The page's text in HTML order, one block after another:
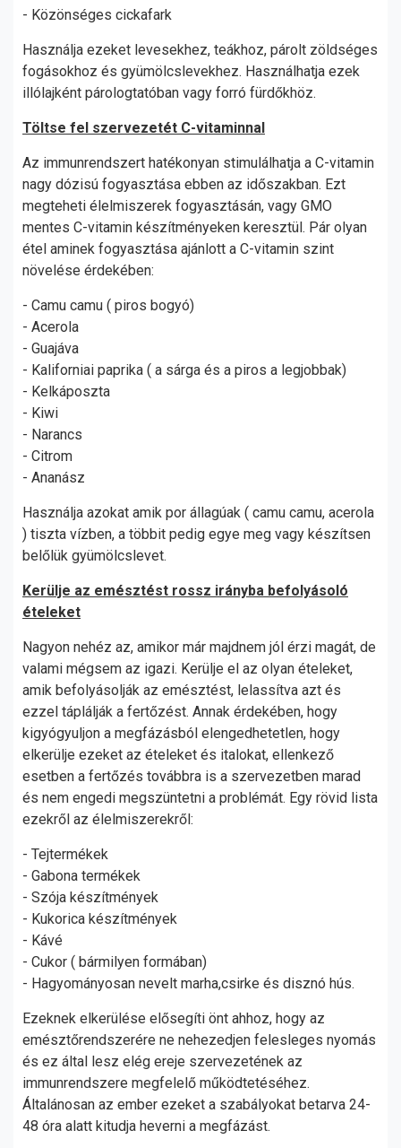
- Közönséges cickafark
Használja ezeket levesekhez, teákhoz, párolt zöldséges
fogásokhoz és gyümölcslevekhez. Használhatja ezek
illólajként párologtatóban vagy forró fürdőkhöz.
Töltse fel szervezetét C-vitaminnal
Az immunrendszert hatékonyan stimulálhatja a C-vitamin
nagy dózisú fogyasztása ebben az időszakban. Ezt
megteheti élelmiszerek fogyasztásán, vagy GMO
mentes C-vitamin készítményeken keresztül. Pár olyan
étel aminek fogyasztása ajánlott a C-vitamin szint
növelése érdekében:
- Camu camu ( piros bogyó)
- Acerola
- Guajáva
- Kaliforniai paprika ( a sárga és a piros a legjobbak)
- Kelkáposzta
- Kiwi
- Narancs
- Citrom
- Ananász
Használja azokat amik por állagúak ( camu camu, acerola
) tiszta vízben, a többit pedig egye meg vagy készítsen
belőlük gyümölcslevet.
Kerülje az emésztést rossz irányba befolyásoló
ételeket
Nagyon nehéz az, amikor már majdnem jól érzi magát, de
valami mégsem az igazi. Kerülje el az olyan ételeket,
amik befolyásolják az emésztést, lelassítva azt és
ezzel táplálják a fertőzést. Annak érdekében, hogy
kigyógyuljon a megfázásból elengedhetetlen, hogy
elkerülje ezeket az ételeket és italokat, ellenkező
esetben a fertőzés továbbra is a szervezetben marad
és nem engedi megszüntetni a problémát. Egy rövid lista
ezekről az élelmiszerekről:
- Tejtermékek
- Gabona termékek
- Szója készítmények
- Kukorica készítmények
- Kávé
- Cukor ( bármilyen formában)
- Hagyományosan nevelt marha,csirke és disznó hús.
Ezeknek elkerülése elősegíti önt ahhoz, hogy az
emésztőrendszerére ne nehezedjen felesleges nyomás
és ez által lesz elég ereje szervezetének az
immunrendszere megfelelő működtetéséhez.
Általánosan az ember ezeket a szabályokat betarva 24-
48 óra alatt kitudja heverni a megfázást.